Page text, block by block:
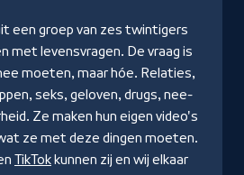
een groep van zes twintigers
met levensvragen. De vraag is
moeten, maar hóe. Relaties,
seks, geloven, drugs, nee-
Ze maken hun eigen video's
ze met deze dingen moeten.
TikTokkunnen zij en wij elkaar